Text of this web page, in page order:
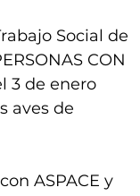
Social de
CON
3 de enero
aves de
ASPACE y